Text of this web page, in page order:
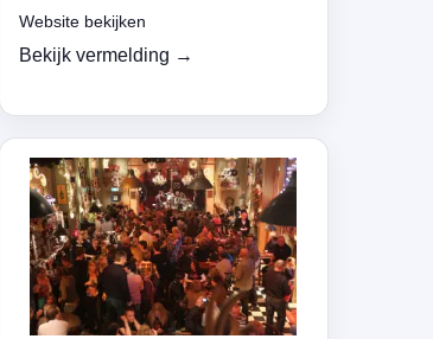
Website bekijken
Bekijk vermelding →